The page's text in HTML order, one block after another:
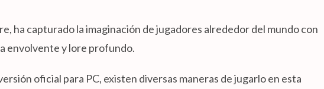
ha capturado la imaginación de jugadores alrededor del mundo con
envolvente y lore profundo.
oficial para PC, existen diversas maneras de jugarlo en esta